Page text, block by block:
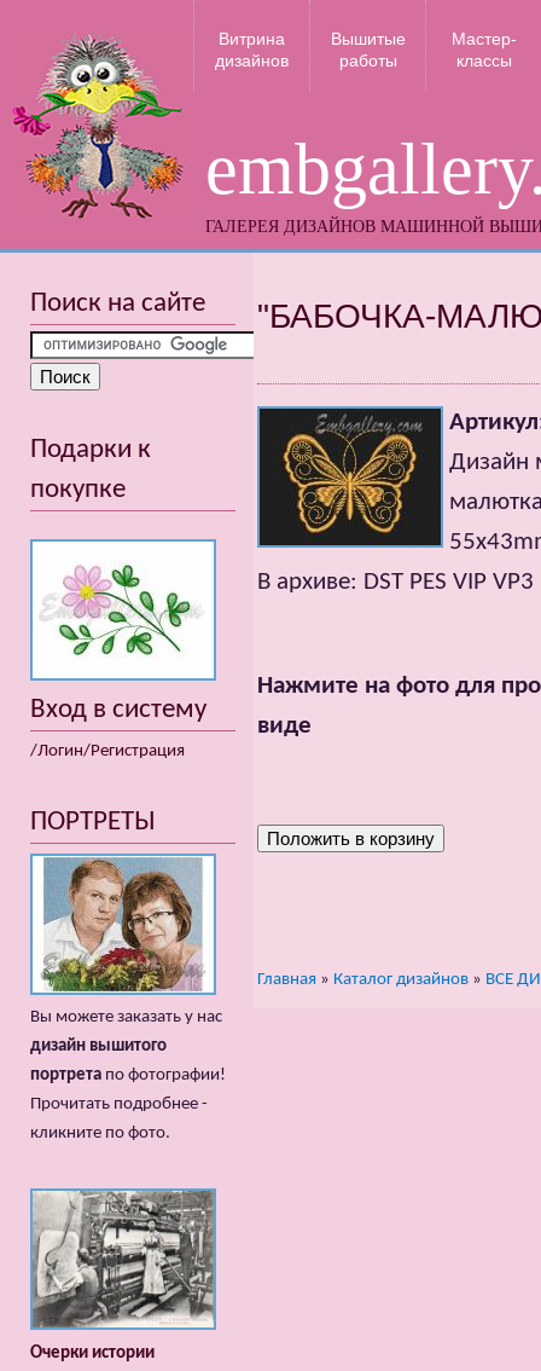
ГАЛЕРЕЯ ДИЗАЙНОВ МАШИННОЙ
Витрина
дизайнов
Вышитые
работы
Мастер-
классы
"БАБОЧКА-
Дизайн
В архиве: DST PES VIP VP3
Нажмите на фото для
виде
Главная » Каталог дизайнов » ВСЕ
Поиск на сайте
Подарки к
покупке
Вход в систему
/Логин/Регистрация
ПОРТРЕТЫ
Вы можете заказать у нас
дизайн вышитого
портрета по фотографии!
Прочитать подробнее -
кликните по фото.
Очерки истории